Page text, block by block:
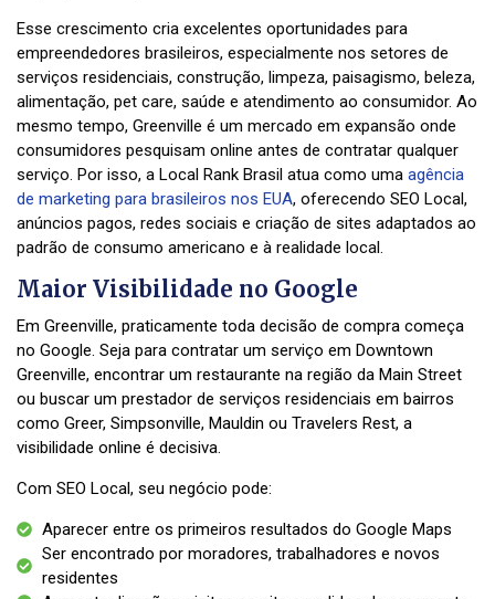
Esse crescimento cria excelentes oportunidades para
empreendedores brasileiros, especialmente nos setores de
serviços residenciais, construção, limpeza, paisagismo, beleza,
alimentação, pet care, saúde e atendimento ao consumidor. Ao
mesmo tempo, Greenville é um mercado em expansão onde
consumidores pesquisam online antes de contratar qualquer
serviço. Por isso, a Local Rank Brasil atua como uma agência
de marketing para brasileiros nos EUA, oferecendo SEO Local,
anúncios pagos, redes sociais e criação de sites adaptados ao
padrão de consumo americano e à realidade local.
Maior Visibilidade no Google
Em Greenville, praticamente toda decisão de compra começa
no Google. Seja para contratar um serviço em Downtown
Greenville, encontrar um restaurante na região da Main Street
ou buscar um prestador de serviços residenciais em bairros
como Greer, Simpsonville, Mauldin ou Travelers Rest, a
visibilidade online é decisiva.
Com SEO Local, seu negócio pode:
Aparecer entre os primeiros resultados do Google Maps
Ser encontrado por moradores, trabalhadores e novos
residentes